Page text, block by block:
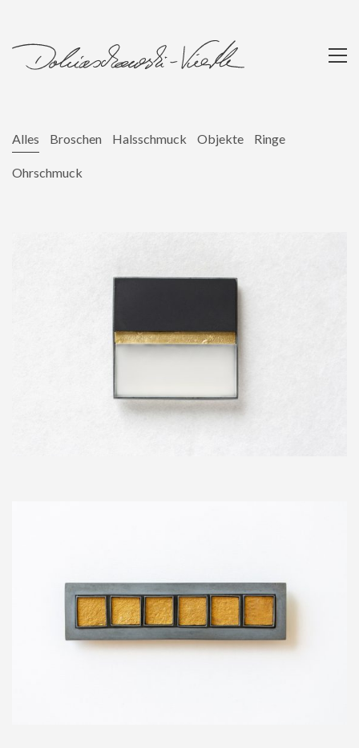
Alles Broschen Halsschmuck Objekte Ringe
Ohrschmuck